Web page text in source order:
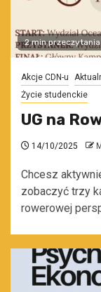
2 min przeczytania
Akcje CDN-u
Życie studenckie
UG na
14/10/2025
Chcesz
zobaczyć trzy
rowerowej